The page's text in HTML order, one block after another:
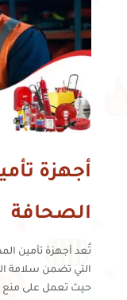
أجهزة
الصحافة
تُعد أجهزة تأمين
التي تضمن سلامة
حيث تعمل على